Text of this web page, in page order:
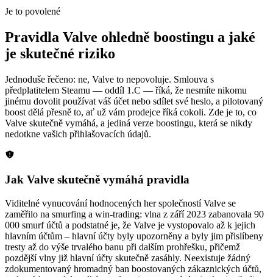
Je to povolené
Pravidla Valve ohledně boostingu a jaké
je skutečné riziko
Jednoduše řečeno: ne, Valve to nepovoluje. Smlouva s
předplatitelem Steamu — oddíl 1.C — říká, že nesmíte nikomu
jinému dovolit používat váš účet nebo sdílet své heslo, a pilotovaný
boost dělá přesně to, ať už vám prodejce říká cokoli. Zde je to, co
Valve skutečně vymáhá, a jediná verze boostingu, která se nikdy
nedotkne vašich přihlašovacích údajů.
Jak Valve skutečně vymáhá pravidla
Viditelné vynucování hodnocených her společností Valve se
zaměřilo na smurfing a win-trading: vlna z září 2023 zabanovala 90
000 smurf účtů a podstatné je, že Valve je vystopovalo až k jejich
hlavním účtům – hlavní účty byly upozorněny a byly jim přislíbeny
tresty až do výše trvalého banu při dalším prohřešku, přičemž
pozdější vlny již hlavní účty skutečně zasáhly. Neexistuje žádný
zdokumentovaný hromadný ban boostovaných zákaznických účtů,